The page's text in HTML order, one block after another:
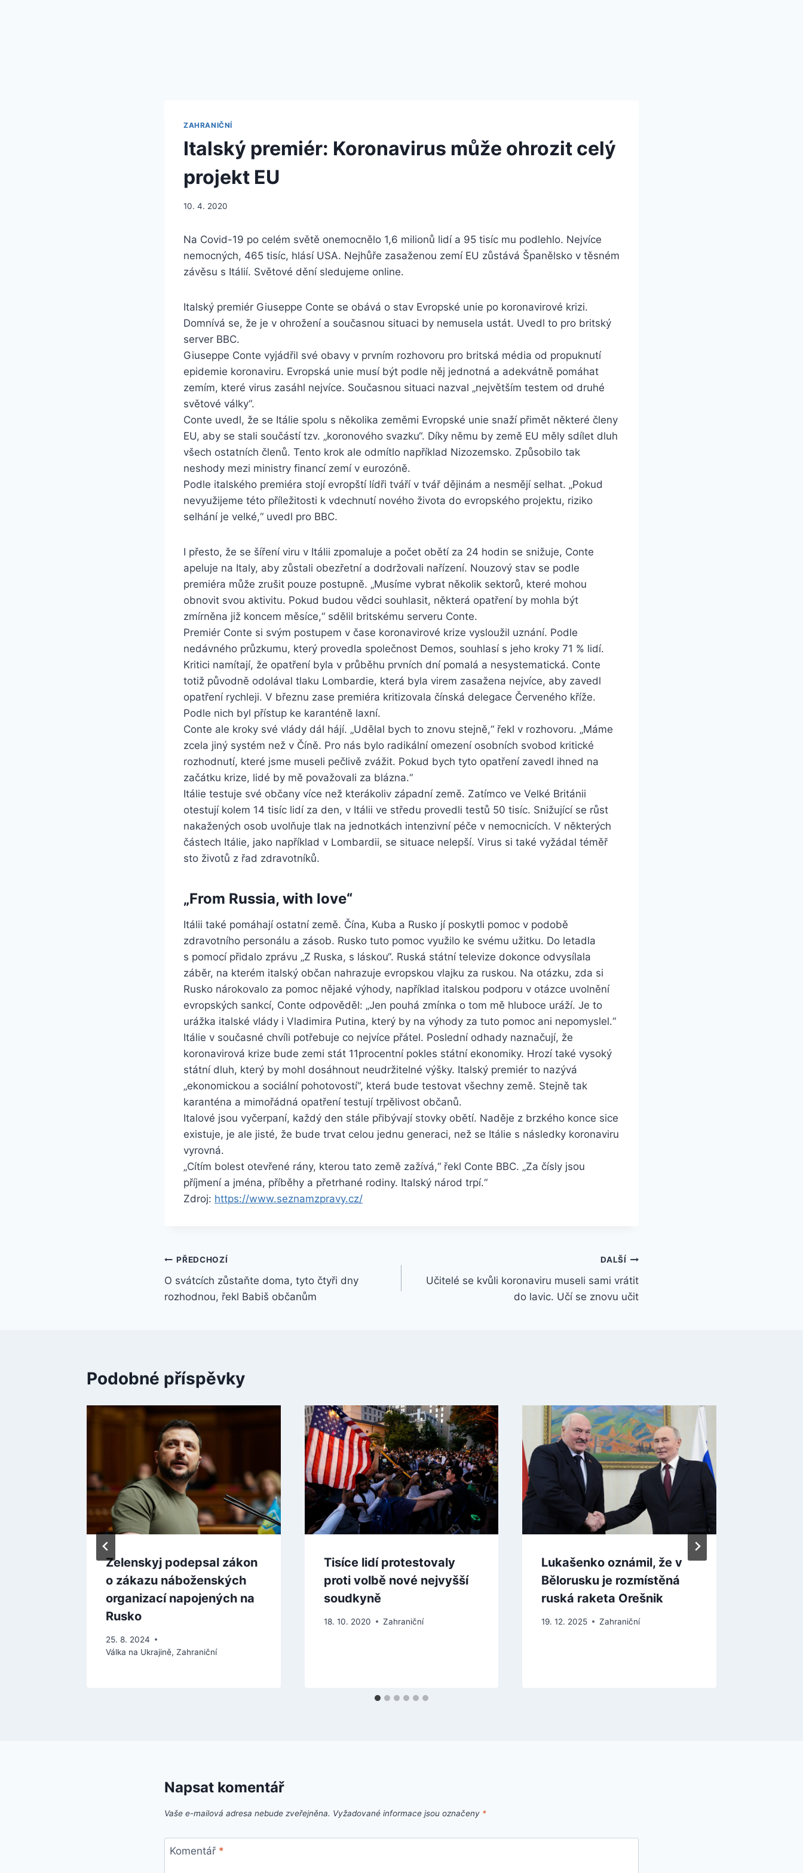
ZAHRANIČNÍ
Italský premiér: Koronavirus může ohrozit celý
projekt EU
10. 4. 2020
Na Covid-19 po celém světě onemocnělo 1,6 milionů lidí a 95 tisíc mu podlehlo. Nejvíce
nemocných, 465 tisíc, hlásí USA. Nejhůře zasaženou zemí EU zůstává Španělsko v těsném
závěsu s Itálií. Světové dění sledujeme online.
Italský premiér Giuseppe Conte se obává o stav Evropské unie po koronavirové krizi.
Domnívá se, že je v ohrožení a současnou situaci by nemusela ustát. Uvedl to pro britský
server BBC.
Giuseppe Conte vyjádřil své obavy v prvním rozhovoru pro britská média od propuknutí
epidemie koronaviru. Evropská unie musí být podle něj jednotná a adekvátně pomáhat
zemím, které virus zasáhl nejvíce. Současnou situaci nazval „největším testem od druhé
světové války“.
Conte uvedl, že se Itálie spolu s několika zeměmi Evropské unie snaží přimět některé členy
EU, aby se stali součástí tzv. „koronového svazku“. Díky němu by země EU měly sdílet dluh
všech ostatních členů. Tento krok ale odmítlo například Nizozemsko. Způsobilo tak
neshody mezi ministry financí zemí v eurozóně.
Podle italského premiéra stojí evropští lídři tváří v tvář dějinám a nesmějí selhat. „Pokud
nevyužijeme této příležitosti k vdechnutí nového života do evropského projektu, riziko
selhání je velké,“ uvedl pro BBC.
I přesto, že se šíření viru v Itálii zpomaluje a počet obětí za 24 hodin se snižuje, Conte
apeluje na Italy, aby zůstali obezřetní a dodržovali nařízení. Nouzový stav se podle
premiéra může zrušit pouze postupně. „Musíme vybrat několik sektorů, které mohou
obnovit svou aktivitu. Pokud budou vědci souhlasit, některá opatření by mohla být
zmírněna již koncem měsíce,“ sdělil britskému serveru Conte.
Premiér Conte si svým postupem v čase koronavirové krize vysloužil uznání. Podle
nedávného průzkumu, který provedla společnost Demos, souhlasí s jeho kroky 71 % lidí.
Kritici namítají, že opatření byla v průběhu prvních dní pomalá a nesystematická. Conte
totiž původně odolával tlaku Lombardie, která byla virem zasažena nejvíce, aby zavedl
opatření rychleji. V březnu zase premiéra kritizovala čínská delegace Červeného kříže.
Podle nich byl přístup ke karanténě laxní.
Conte ale kroky své vlády dál hájí. „Udělal bych to znovu stejně,“ řekl v rozhovoru. „Máme
zcela jiný systém než v Číně. Pro nás bylo radikální omezení osobních svobod kritické
rozhodnutí, které jsme museli pečlivě zvážit. Pokud bych tyto opatření zavedl ihned na
začátku krize, lidé by mě považovali za blázna.“
Itálie testuje své občany více než kterákoliv západní země. Zatímco ve Velké Británii
otestují kolem 14 tisíc lidí za den, v Itálii ve středu provedli testů 50 tisíc. Snižující se růst
nakažených osob uvolňuje tlak na jednotkách intenzivní péče v nemocnicích. V některých
částech Itálie, jako například v Lombardii, se situace nelepší. Virus si také vyžádal téměř
sto životů z řad zdravotníků.
„From Russia, with love“
Itálii také pomáhají ostatní země. Čína, Kuba a Rusko jí poskytli pomoc v podobě
zdravotního personálu a zásob. Rusko tuto pomoc využilo ke svému užitku. Do letadla
s pomocí přidalo zprávu „Z Ruska, s láskou“. Ruská státní televize dokonce odvysílala
záběr, na kterém italský občan nahrazuje evropskou vlajku za ruskou. Na otázku, zda si
Rusko nárokovalo za pomoc nějaké výhody, například italskou podporu v otázce uvolnění
evropských sankcí, Conte odpověděl: „Jen pouhá zmínka o tom mě hluboce uráží. Je to
urážka italské vlády i Vladimira Putina, který by na výhody za tuto pomoc ani nepomyslel.“
Itálie v současné chvíli potřebuje co nejvíce přátel. Poslední odhady naznačují, že
koronavirová krize bude zemi stát 11procentní pokles státní ekonomiky. Hrozí také vysoký
státní dluh, který by mohl dosáhnout neudržitelné výšky. Italský premiér to nazývá
„ekonomickou a sociální pohotovostí“, která bude testovat všechny země. Stejně tak
karanténa a mimořádná opatření testují trpělivost občanů.
Italové jsou vyčerpaní, každý den stále přibývají stovky obětí. Naděje z brzkého konce sice
existuje, je ale jisté, že bude trvat celou jednu generaci, než se Itálie s následky koronaviru
vyrovná.
„Cítím bolest otevřené rány, kterou tato země zažívá,“ řekl Conte BBC. „Za čísly jsou
příjmení a jména, příběhy a přetrhané rodiny. Italský národ trpí.“
Zdroj: https://www.seznamzpravy.cz/
Navigace
pro
PŘEDCHOZÍ
O svátcích zůstaňte doma, tyto čtyři dny
rozhodnou, řekl Babiš občanům
DALŠÍ
Učitelé se kvůli koronaviru museli sami vrátit
do lavic. Učí se znovu učit
Podobné příspěvky
Zelenskyj podepsal zákon
o zákazu náboženských
organizací napojených na
Rusko
25. 8. 2024
Válka na Ukrajině, Zahraniční
Tisíce lidí protestovaly
proti volbě nové nejvyšší
soudkyně
18. 10. 2020 Zahraniční
Lukašenko oznámil, že v
Bělorusku je rozmístěná
ruská raketa Orešnik
19. 12. 2025 Zahraniční
Napsat komentář
Vaše e-mailová adresa nebude zveřejněna. Vyžadované informace jsou označeny *
Komentář *